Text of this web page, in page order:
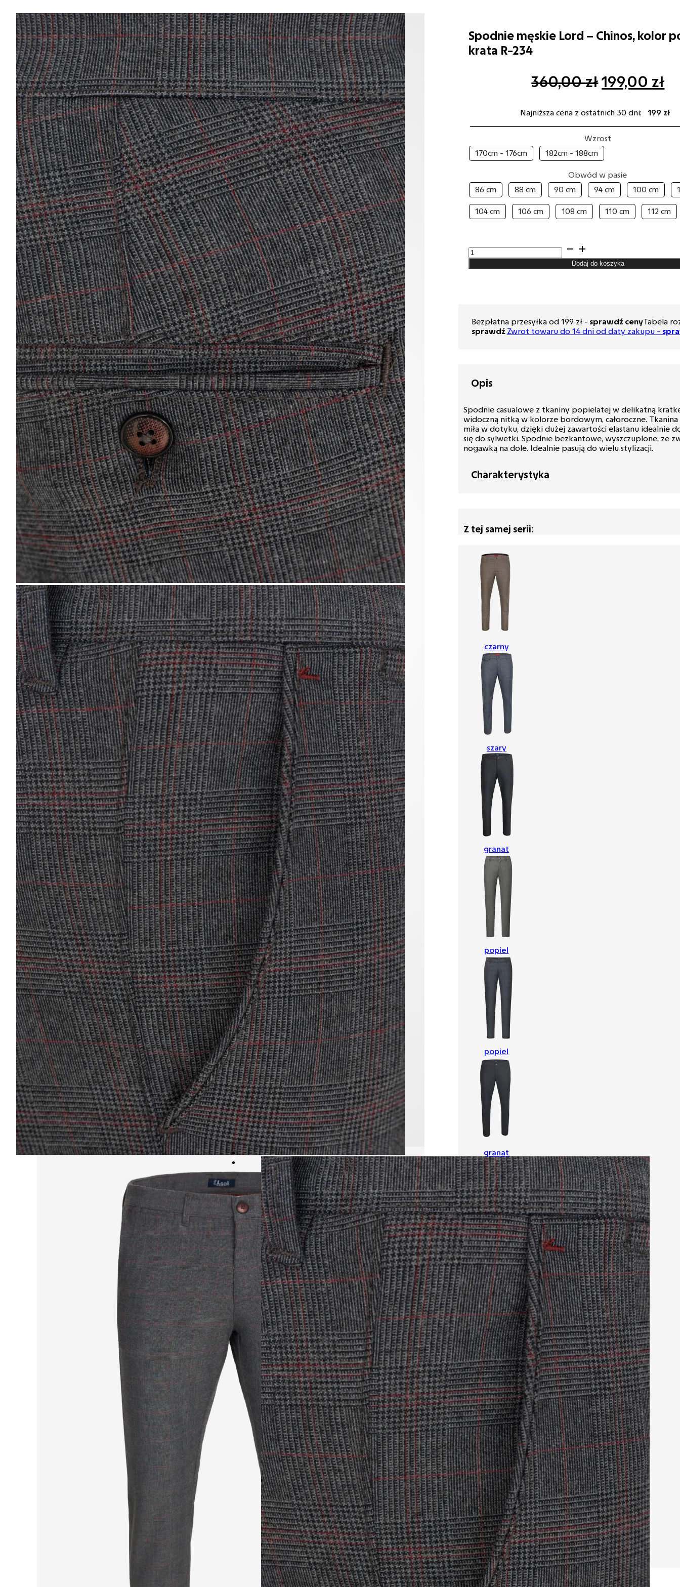
Spodnie męskie Lord – Chinos, kolor
krata R-234
360,00złPierwotna
wynosiła:
360,00 zł.
199,00 zł
Najniższa cena z ostatnich 30 dni: 199 zł
Wzrost
170cm - 176cm 182cm - 188cm
Obwód w pasie
86 cm 88 cm 90 cm 94 cm 100 cm
104 cm 106 cm 108 cm 110 cm 112 cm
ilość
Spodnie
męskie
krata
R-
Dodaj do koszyka
Bezpłatna przesyłka od 199 zł - sprawdź cenyTabela
sprawdź Zwrot towaru do 14 dni od daty zakupu -
Opis
Spodnie casualowe z tkaniny popielatej w delikatną
widoczną nitką w kolorze bordowym, całoroczne.
miła w dotyku, dzięki dużej zawartości elastanu idealnie
się do sylwetki. Spodnie bezkantowe, wyszczuplone, ze
nogawką na dole. Idealnie pasują do wielu stylizacji.
Charakterystyka
Z tej samej serii:
czarny
szary
granat
popiel
popiel
granat
granat
granat
granat
granat